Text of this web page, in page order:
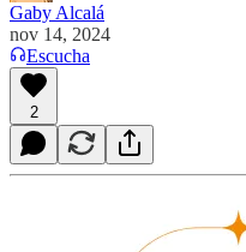
Gaby Alcalá
nov 14, 2024
Escucha
2